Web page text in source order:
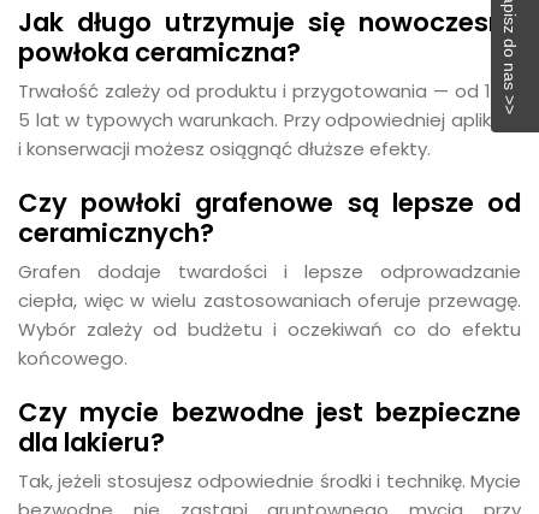
Jak długo utrzymuje się nowoczesna
powłoka ceramiczna?
Trwałość zależy od produktu i przygotowania — od 1 do
5 lat w typowych warunkach. Przy odpowiedniej aplikacji
i konserwacji możesz osiągnąć dłuższe efekty.
Czy powłoki grafenowe są lepsze od
ceramicznych?
Grafen dodaje twardości i lepsze odprowadzanie
ciepła, więc w wielu zastosowaniach oferuje przewagę.
Wybór zależy od budżetu i oczekiwań co do efektu
końcowego.
Czy mycie bezwodne jest bezpieczne
dla lakieru?
Tak, jeżeli stosujesz odpowiednie środki i technikę. Mycie
Napisz do nas >>